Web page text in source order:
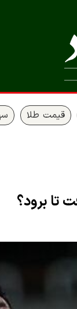
قیمت طلا
تا برود؟